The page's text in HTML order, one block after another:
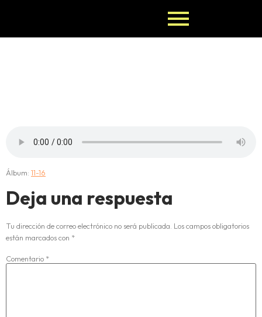
Álbum: 11-16
Deja una respuesta
Tu dirección de correo electrónico no será publicada. Los campos obligatorios
están marcados con *
Comentario *